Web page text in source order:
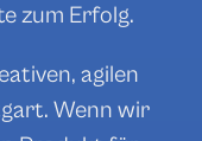
zum Erfolg.
agilen
Wenn wir